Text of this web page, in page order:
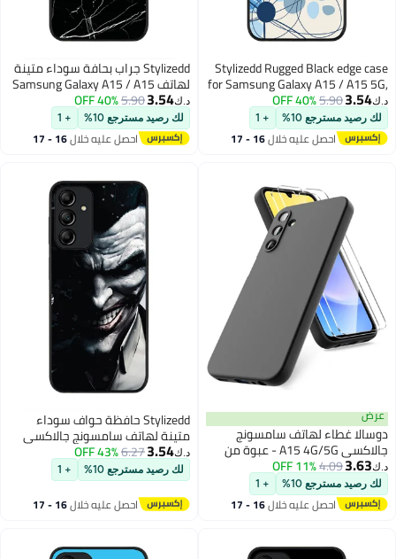
Stylizedd Rugged Black edge case
for Samsung Galaxy A15 / A15 5G,
Slim fit Soft Case Flexible Rubber
Edges Anti Drop TPU Gel Thin
Cover- Daisy Lines
د.ك‏3.54
5.90
40% OFF
لك رصيد مسترجع 10% + 1
احصل عليه خلال 16 - 17
Stylizedd جراب بحافة سوداء متينة
لهاتف Samsung Galaxy A15 / A15
5G، جراب رفيع ناعم مرن مضاد
للسقوط من مادة TPU جل رفيعة -
طباعة رخامية باللون الأسود
د.ك‏3.54
5.90
40% OFF
لك رصيد مسترجع 10% + 1
احصل عليه خلال 16 - 17
عرض
دوسالا غطاء لهاتف سامسونج
جالاكسي A15 4G/5G - عبوة من
قطعة)، غطاء TPU سائل ناعم، غطاء
مطاطي سيليكون مضاد للصدمات
(أسود) - حماية كاملة، مضاد
امتصاص الصدمات، تصميم خفيف
د.ك‏3.63
4.09
11% OFF
لك رصيد مسترجع 10% + 1
احصل عليه خلال 16 - 17
اغسطس
Stylizedd حافظة حواف سوداء
متينة لهاتف سامسونج جالاكسي
A15 / A15 5G، حافظة مرنة رفيعة
مضادة للسقوط من TPU جل - جوكر
أركهام
د.ك‏3.54
6.27
43% OFF
لك رصيد مسترجع 10% + 1
احصل عليه خلال 16 - 17
اغسطس